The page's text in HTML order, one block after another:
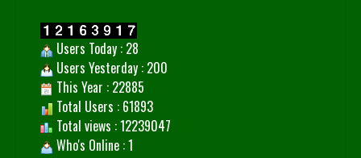
Users Today : 28
Users Yesterday : 200
This Year : 22885
Total Users : 61893
Total views : 12239047
Who's Online : 1